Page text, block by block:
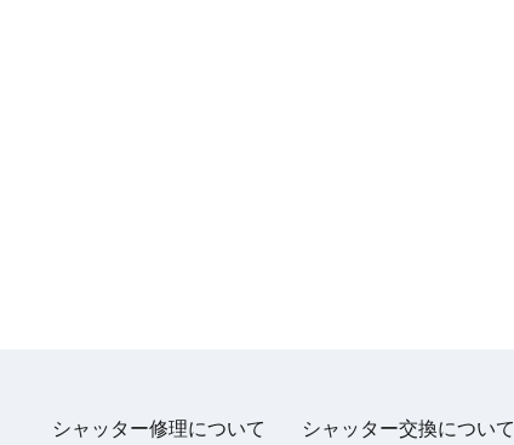
シャッター修理について シャッター交換について